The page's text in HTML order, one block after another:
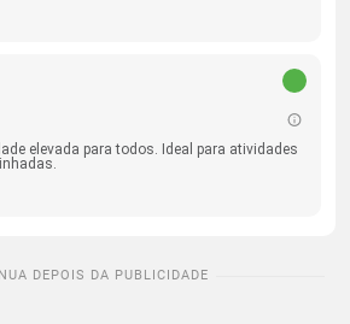
elevada para todos. Ideal para atividades